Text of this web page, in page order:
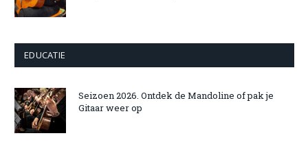
EDUCATIE
Seizoen 2026. Ontdek de Mandoline of pak je
Gitaar weer op